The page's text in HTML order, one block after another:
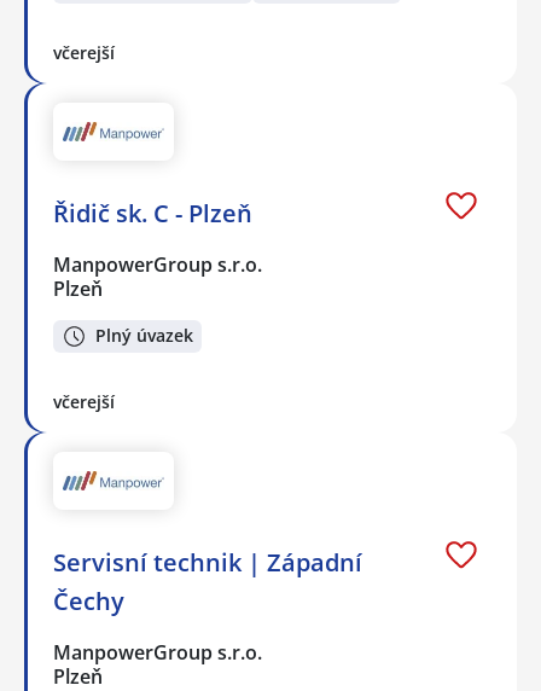
včerejší
Řidič sk. C - Plzeň
ManpowerGroup s.r.o.
Plzeň
Plný úvazek
včerejší
Servisní technik | Západní
Čechy
ManpowerGroup s.r.o.
Plzeň